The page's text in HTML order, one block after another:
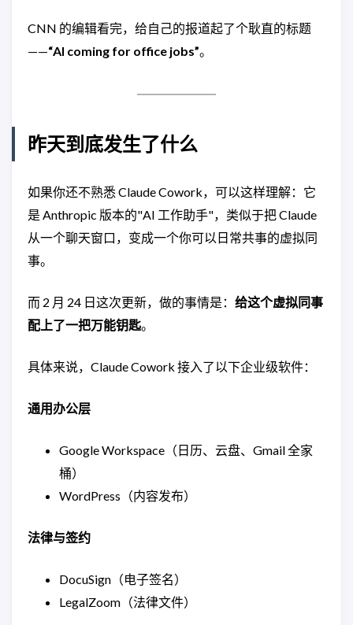
CNN 的编辑看完，给自己的报道起了个耿直的标题
——“AI coming for office jobs”。
昨天到底发生了什么
如果你还不熟悉 Claude Cowork，可以这样理解：它
是 Anthropic 版本的"AI 工作助手"，类似于把 Claude
从一个聊天窗口，变成一个你可以日常共事的虚拟同
事。
而 2 月 24 日这次更新，做的事情是： 给这个虚拟同事
配上了一把万能钥匙。
具体来说，Claude Cowork 接入了以下企业级软件：
通用办公层
Google Workspace（日历、云盘、Gmail 全家
桶）
WordPress（内容发布）
法律与签约
DocuSign（电子签名）
LegalZoom（法律文件）